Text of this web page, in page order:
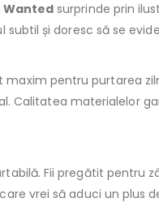
Wanted surprinde prin
și doresc să se
pentru purtarea
Calitatea materialelor
Fii pregătit pentru
vrei să aduci un plus